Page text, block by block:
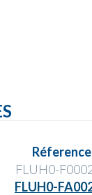
Réference
FLUH0-
FLUH0-